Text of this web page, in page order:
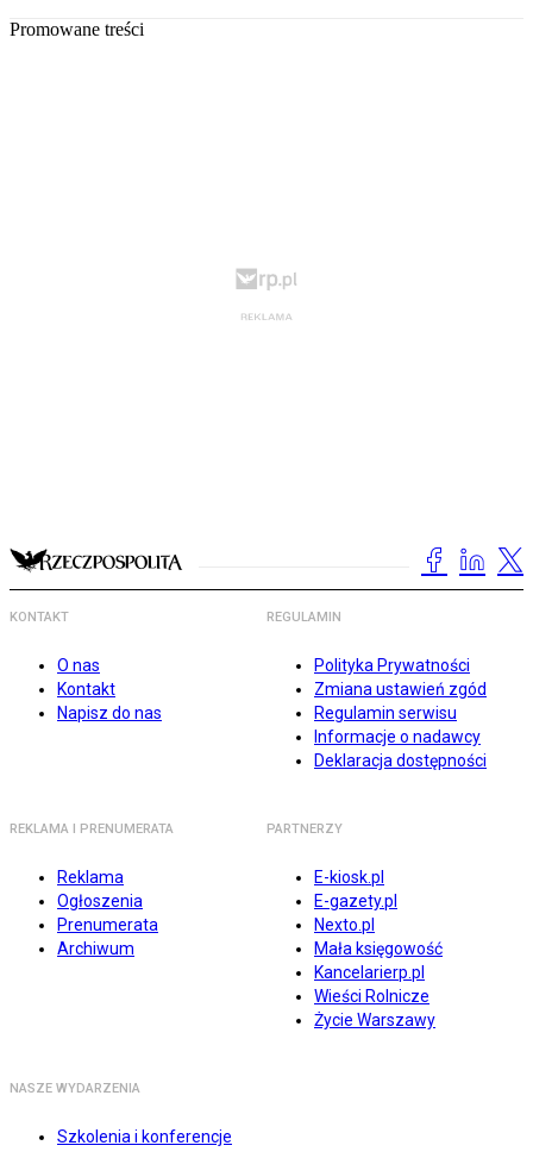
Promowane treści
KONTAKT
O nas
Kontakt
Napisz do nas
REGULAMIN
Polityka Prywatności
Zmiana ustawień zgód
Regulamin serwisu
Informacje o nadawcy
Deklaracja dostępności
REKLAMA I PRENUMERATA
Reklama
Ogłoszenia
Prenumerata
Archiwum
PARTNERZY
E-kiosk.pl
E-gazety.pl
Nexto.pl
Mała księgowość
Kancelarierp.pl
Wieści Rolnicze
Życie Warszawy
NASZE WYDARZENIA
Szkolenia i konferencje